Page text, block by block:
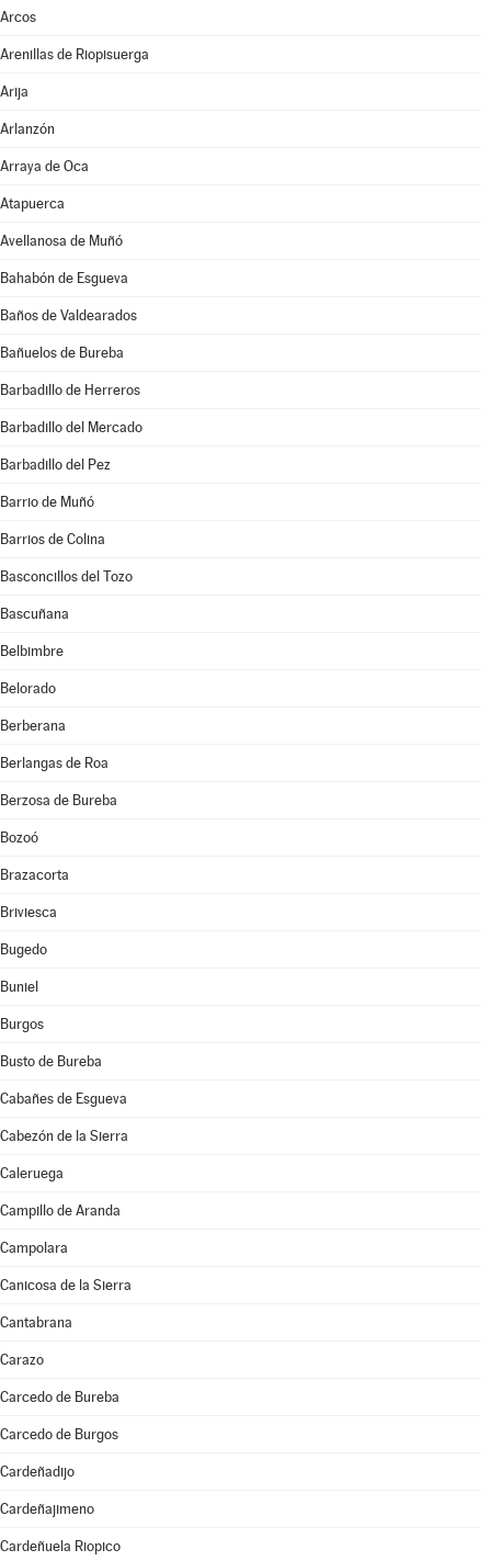
Arcos
Arenillas de Riopisuerga
Arija
Arlanzón
Arraya de Oca
Atapuerca
Avellanosa de Muñó
Bahabón de Esgueva
Baños de Valdearados
Bañuelos de Bureba
Barbadillo de Herreros
Barbadillo del Mercado
Barbadillo del Pez
Barrio de Muñó
Barrios de Colina
Basconcillos del Tozo
Bascuñana
Belbimbre
Belorado
Berberana
Berlangas de Roa
Berzosa de Bureba
Bozoó
Brazacorta
Briviesca
Bugedo
Buniel
Burgos
Busto de Bureba
Cabañes de Esgueva
Cabezón de la Sierra
Caleruega
Campillo de Aranda
Campolara
Canicosa de la Sierra
Cantabrana
Carazo
Carcedo de Bureba
Carcedo de Burgos
Cardeñadijo
Cardeñajimeno
Cardeñuela Riopico